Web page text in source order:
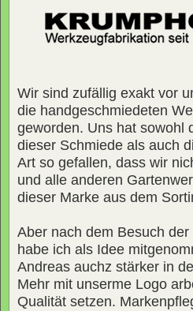
Wir sind zufällig exakt vor
die handgeschmiedeten
geworden. Uns hat sowohl
dieser Schmiede als auch
Art so gefallen, dass wir
und alle anderen
dieser Marke aus dem
Aber nach dem Besuch
habe ich als Idee
Andreas auchz stärker in
Mehr mit unserme Logo
Qualität setzen.